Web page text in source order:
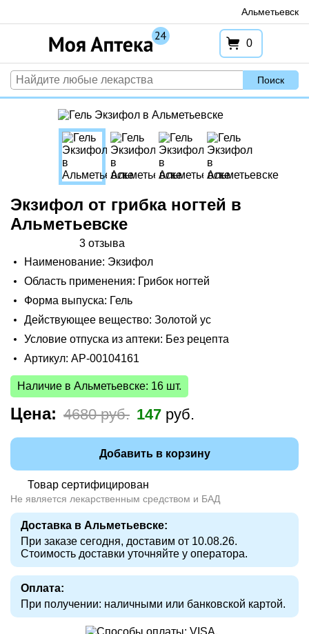
Альметьевск
0
Поиск
Экзифол от грибка ногтей в
Альметьевске
3 отзыва
Наименование: Экзифол
Область применения: Грибок ногтей
Форма выпуска: Гель
Действующее вещество: Золотой ус
Условие отпуска из аптеки: Без рецепта
Артикул: AP-00104161
Наличие в Альметьевске: 16 шт.
Цена: 4680 руб. 147 руб.
Товар сертифицирован
Не является лекарственным средством и БАД
Доставка в Альметьевске:
При заказе сегодня, доставим от 10.08.26.
Стоимость доставки уточняйте у оператора.
Оплата:
При получении: наличными или банковской картой.
Добавить в корзину